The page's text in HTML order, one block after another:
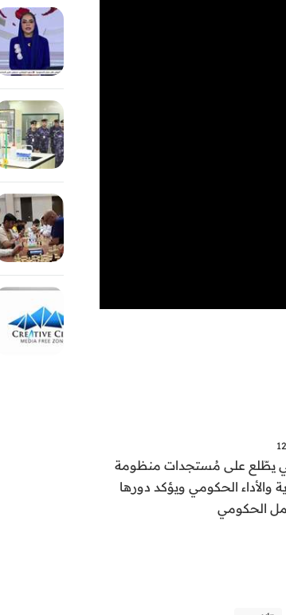
يطّلع على مُستجدات منظومة
والأداء الحكومي ويؤكد دورها
الحكومي